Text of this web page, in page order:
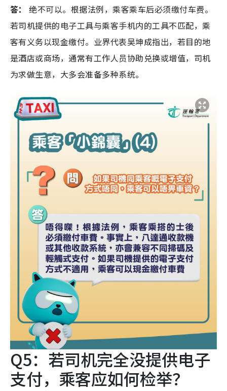
答：
绝不可以。根据法例，乘客乘车后必须缴付车费。
若司机提供的电子工具与乘客手机内的工具不匹配，乘
客有义务以现金缴付。业界代表吴坤成指出，若目的地
是酒店或商场，通常有工作人员协助兑换或增值，司机
为求做生意，大多会准备多种系统。
Q5：若司机完全没提供电子
支付，乘客应如何检举？